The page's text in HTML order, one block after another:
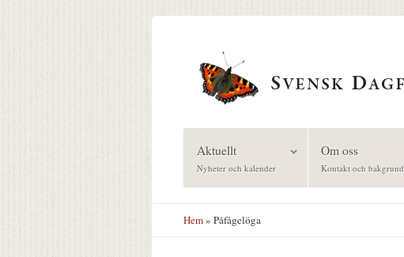
Aktuellt
Nyheter och kalender
Om oss
Kontakt och bakgrund
Hem» Påfågelöga